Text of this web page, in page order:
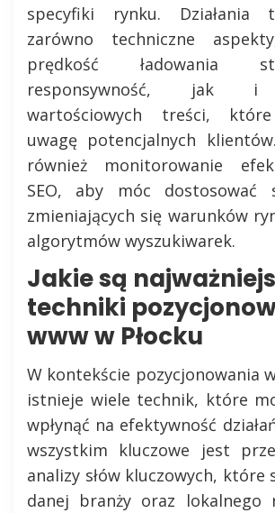
specyfiki rynku. Działania
zarówno techniczne
prędkość ładowania
responsywność, jak i
wartościowych treści,
uwagę potencjalnych
również monitorowanie
SEO, aby móc dostosować
zmieniających się warunków
algorytmów wyszukiwarek.
Jakie są
techniki
www w Płocku
W kontekście pozycjonowania
istnieje wiele technik, które
wpłynąć na efektywność
wszystkim kluczowe jest
analizy słów kluczowych, które
danej branży oraz lokalnego